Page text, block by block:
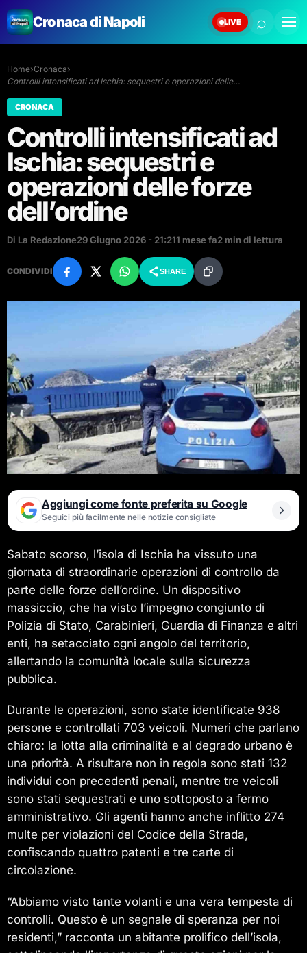
Cronaca di Napoli LIVE ⌕
Home›Cronaca›
Controlli intensificati ad Ischia: sequestri e operazioni delle…
CRONACA
Controlli intensificati ad
Ischia: sequestri e
operazioni delle forze
dell’ordine
Di La Redazione29 Giugno 2026 - 21:211 mese fa2 min di lettura
CONDIVIDI SHARE
Aggiungi come fonte preferita su Google
Seguici più facilmente nelle notizie consigliate
Sabato scorso, l’isola di Ischia ha vissuto una
giornata di straordinarie operazioni di controllo da
parte delle forze dell’ordine. Un dispositivo
massiccio, che ha visto l’impegno congiunto di
Polizia di Stato, Carabinieri, Guardia di Finanza e altri
enti, ha setacciato ogni angolo del territorio,
allertando la comunità locale sulla sicurezza
pubblica.
Durante le operazioni, sono state identificate 938
persone e controllati 703 veicoli. Numeri che parlano
chiaro: la lotta alla criminalità e al degrado urbano è
una priorità. A risultare non in regola sono stati 132
individui con precedenti penali, mentre tre veicoli
sono stati sequestrati e uno sottoposto a fermo
amministrativo. Gli agenti hanno anche inflitto 274
multe per violazioni del Codice della Strada,
confiscando quattro patenti e tre carte di
circolazione.
“Abbiamo visto tante volanti e una vera tempesta di
controlli. Questo è un segnale di speranza per noi
residenti,” racconta un abitante prolifico dell’isola,